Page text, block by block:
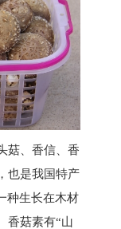
菇、香信、香
也是我国特产
种生长在木材
香菇素有“山